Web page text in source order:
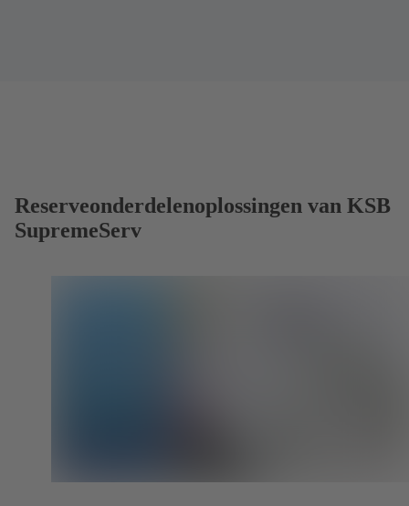
Reserveonderdelenoplossingen van KSB
SupremeServ